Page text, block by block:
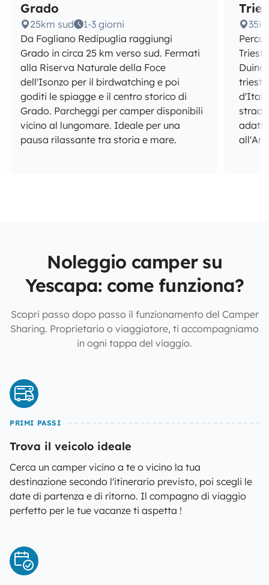
Grado
25km sud
1-3 giorni
Da Fogliano Redipuglia raggiungi
Grado in circa 25 km verso sud. Fermati
alla Riserva Naturale della Foce
dell'Isonzo per il birdwatching e poi
goditi le spiagge e il centro storico di
Grado. Parcheggi per camper disponibili
vicino al lungomare. Ideale per una
pausa rilassante tra storia e mare.
Duino
Noleggio camper su
Yescapa: come funziona?
Scopri passo dopo passo il funzionamento del Camper
Sharing. Proprietario o viaggiatore, ti accompagniamo
in ogni tappa del viaggio.
PRIMI PASSI
Trova il veicolo ideale
Cerca un camper vicino a te o vicino la tua
destinazione secondo l'itinerario previsto, poi scegli le
date di partenza e di ritorno. Il compagno di viaggio
perfetto per le tue vacanze ti aspetta !